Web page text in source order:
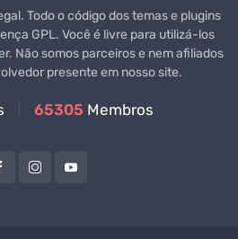
Todo o código dos temas e plugins
GPL. Você é livre para utilizá-los
Não somos parceiros e nem afiliados
presente em nosso site.
65305 Membros